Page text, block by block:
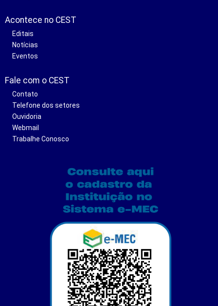
Acontece no CEST
Editais
Notícias
Eventos
Fale com o CEST
Contato
Telefone dos setores
Ouvidoria
Webmail
Trabalhe Conosco